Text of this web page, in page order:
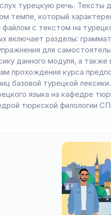
турецкую речь. Тексты
темпе, который
с текстом на
включает разделы:
для
данного модуля, а
прохождения курса
базовой турецкой
языка на кафедре
тюркской филологии